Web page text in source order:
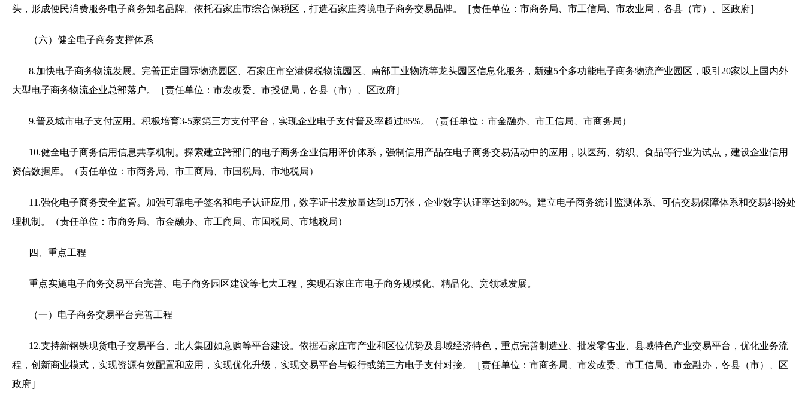
头，形成便民消费服务电子商务知名品牌。依托石家庄市综合保税区，打造石家庄跨境电子商务交易品牌。［责任单位：市商务局、市工信局、市农业局，各县（市）、区政府］
（六）健全电子商务支撑体系
8.加快电子商务物流发展。完善正定国际物流园区、石家庄市空港保税物流园区、南部工业物流等龙头园区信息化服务，新建5个多功能电子商务物流产业园区，吸引 20家以上国内外
大型电子商务物流企业总部落户。［责任单位：市发改委、市投促局，各县（市）、区政府］
9.普及城市电子支付应用。积极培育3-5家第三方支付平台，实现企业电子支付普及率超过85%。（责任单位：市金融办、市工信局、市商务局）
10.健全电子商务信用信息共享机制。探索建立跨部门的电子商务企业信用评价体系，强制信用产品在电子商务交易活动中的应用，以医药、纺织、食品等行业为试点，建设企业信用
资信数据库。（责任单位：市商务局、市工商局、市国税局、市地税局）
11.强化电子商务安全监管。加强可靠电子签名和电子认证应用，数字证书发放量达到 15万张，企业数字认证率达到 80%。建立电子商务统计监测体系、可信交易保障体系和交易纠纷处
理机制。（责任单位：市商务局、市金融办、市工商局、市国税局、市地税局）
四、重点工程
重点实施电子商务交易平台完善、电子商务园区建设等七大工程，实现石家庄市电子商务规模化、精品化、宽领域发展。
（一）电子商务交易平台完善工程
12.支持新钢铁现货电子交易平台、北人集团如意购等平台建设。依据石家庄市产业和区位优势及县域经济特色，重点完善制造业、批发零售业、县域特色产业交易平台，优化业务流
程，创新商业模式，实现资源有效配置和应用，实现优化升级，实现交易平台与银行或第三方电子支付对接。［责任单位：市商务局、市发改委、市工信局、市金融办，各县（市）、区
政府］